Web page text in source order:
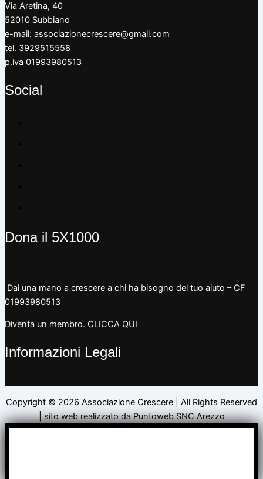
Via Aretina, 40
52010 Subbiano
e-mail: associazionecrescere@gmail.com
tel. 3929515558
p.iva 01993980513
Social
Dona il 5X1000
Dai una mano a crescere a chi ha bisogno del tuo aiuto – CF
01993980513
Diventa un membro. CLICCA QUI
Informazioni Legali
Copyright © 2026 Associazione Crescere | All Rights Reserved
| sito web realizzato daPuntoweb SNC Arezzo